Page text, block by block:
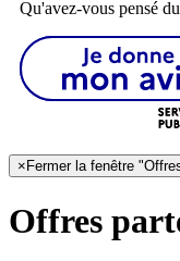
Qu'avez-vous pensé
× Fermer la fenêtre
Offres